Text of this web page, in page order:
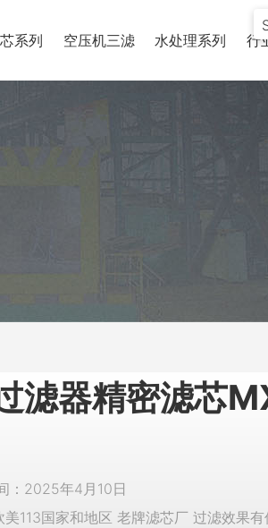
系列 空压机三滤 水处理系列 行
滤器精密滤芯
2025年4月10日
113国家和地区 老牌滤芯厂 过滤效果有